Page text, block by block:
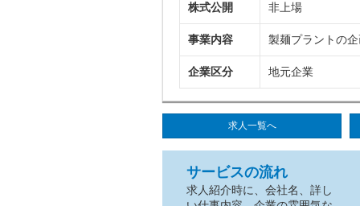
株式公開 非上場
事業内容 製麺プラントの
企業区分 地元企業
求人一覧へ
サービスの流れ
求人紹介時に、会社名、詳し